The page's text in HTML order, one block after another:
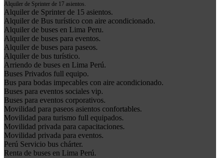
Alquiler de Sprinter de 17 asientos.
Alquiler de Sprinter de 15 asientos.
Alquiler de Bus turístico con aire acondicionado.
Alquiler de buses en Lima Peru.
Alquiler de buses para eventos.
Alquiler de buses para paseos.
Alquiler de bus turístico.
Arriendo de buses en Lima Perú.
Buses Privados full equipo.
Bus para bodas impecables con aire acondicionado.
Buses para eventos sociales vip.
Buses para eventos corporativos.
Movilidad para paseos asientos confortables.
Movilidad para turismo full equipados.
Movilidad privada para capacitaciones.
Movilidad privada para eventos.
Perú Servicio bus chárter.
Renta de buses en Lima Perú.